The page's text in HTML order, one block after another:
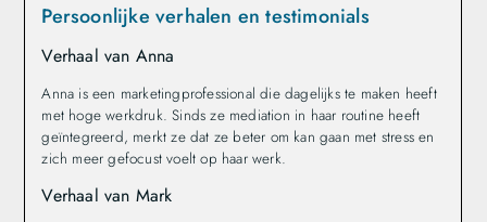
Persoonlijke verhalen en testimonials
Verhaal van Anna
Anna is een marketingprofessional die dagelijks te maken heeft
met hoge werkdruk. Sinds ze mediation in haar routine heeft
geïntegreerd, merkt ze dat ze beter om kan gaan met stress en
zich meer gefocust voelt op haar werk.
Verhaal van Mark